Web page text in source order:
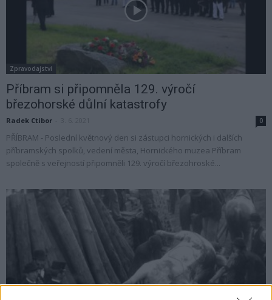
Zpravodajství
Příbram si připomněla 129. výročí
březohorské důlní katastrofy
Radek Ctibor 0
PŘÍBRAM - Poslední květnový den si zástupci hornických i dalších
příbramských spolků, vedení města, Hornického muzea Příbram
společně s veřejností připomněli 129. výročí březohroské...